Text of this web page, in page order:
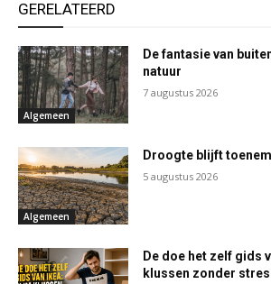
GERELATEERD
Algemeen
De fantasie van
natuur
7 augustus 2026
Algemeen
Droogte blijft
5 augustus 2026
De doe het zelf gids
klussen zonder